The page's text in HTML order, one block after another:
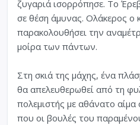
ζυγαριά ισορρόπησε. Το
σε θέση άμυνας. Ολάκερος ο
παρακολουθήσει την
μοίρα των πάντων.
Στη σκιά της μάχης, ένα
θα απελευθερωθεί από τη
πολεμιστής με αθάνατο
που οι βουλές του